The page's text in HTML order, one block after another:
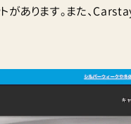
があります。また、